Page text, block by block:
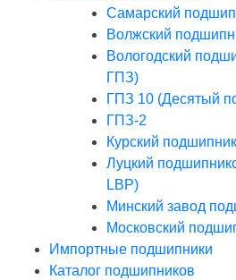
Cамарский
Волжский
Вологодский
ГПЗ)
ГПЗ 10 (Десятый
ГПЗ-2
Курский
Луцкий
LBP)
Минский завод
Московский
Импортные подшипники
Каталог подшипников